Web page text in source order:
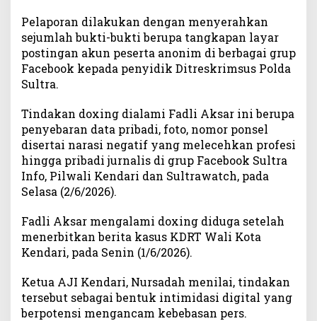
o
m
R
e
i
D
i
l
a
k
a
n
e
P
o
Pelaporan dilakukan dengan menyerahkan
sejumlah bukti-bukti berupa tangkapan layar
postingan akun peserta anonim di berbagai grup
Facebook kepada penyidik Ditreskrimsus Polda
Sultra.
Tindakan doxing dialami Fadli Aksar ini berupa
penyebaran data pribadi, foto, nomor ponsel
disertai narasi negatif yang melecehkan profesi
hingga pribadi jurnalis di grup Facebook Sultra
Info, Pilwali Kendari dan Sultrawatch, pada
Selasa (2/6/2026).
Fadli Aksar mengalami doxing diduga setelah
menerbitkan berita kasus KDRT Wali Kota
Kendari, pada Senin (1/6/2026).
Ketua AJI Kendari, Nursadah menilai, tindakan
tersebut sebagai bentuk intimidasi digital yang
berpotensi mengancam kebebasan pers.